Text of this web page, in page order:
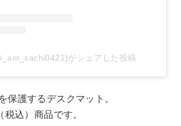
がシェアした投稿
保護するデスクマット。
込）商品です。